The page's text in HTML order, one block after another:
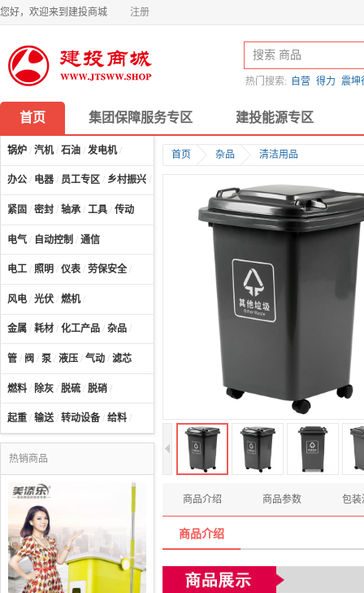
您好，欢迎来到建投商城 注册
热门搜索: 自营 得力 震坤
首页 集团保障服务专区 建投能源专区
锅炉 / 汽机/ 石油 / 发电机/
办公 / 电器 / 员工专区 / 乡村振兴 /
紧固 / 密封 / 轴承 / 工具 / 传动
电气 / 自动控制 / 通信
电工 / 照明 / 仪表 / 劳保安全 /
风电 / 光伏 / 燃机/
金属 / 耗材 / 化工产品 / 杂品 /
管 / 阀 / 泵 / 液压 / 气动 / 滤芯
燃料 / 除灰 / 脱硫 / 脱硝 /
起重 / 输送/ 转动设备 / 给料 /
热销商品
首页 杂品 清洁用品
商品介绍 商品参数 包装
商品介绍